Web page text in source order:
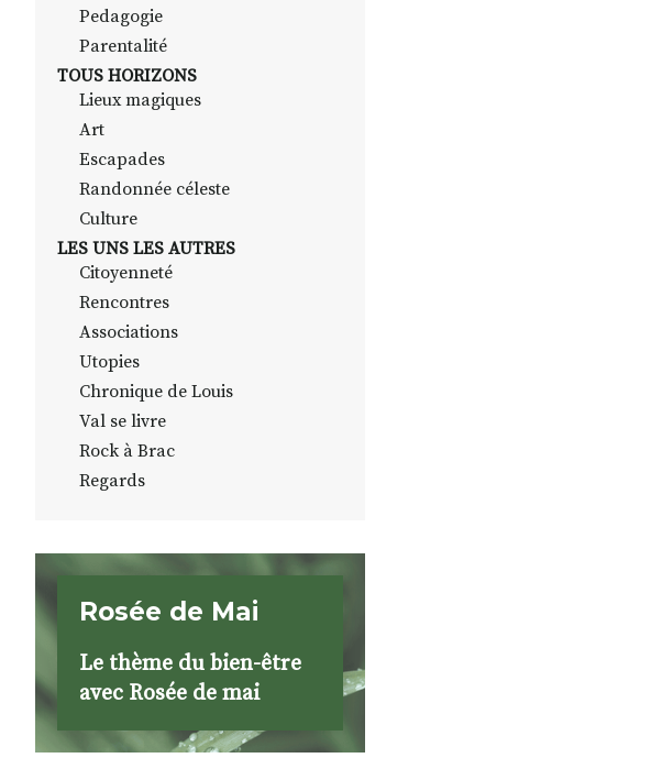
Pedagogie
Parentalité
TOUS HORIZONS
Lieux magiques
Art
Escapades
Randonnée céleste
Culture
LES UNS LES AUTRES
Citoyenneté
Rencontres
Associations
Utopies
Chronique de Louis
Val se livre
Rock à Brac
Regards
Rosée de Mai
Le thème du bien-être
avec Rosée de mai